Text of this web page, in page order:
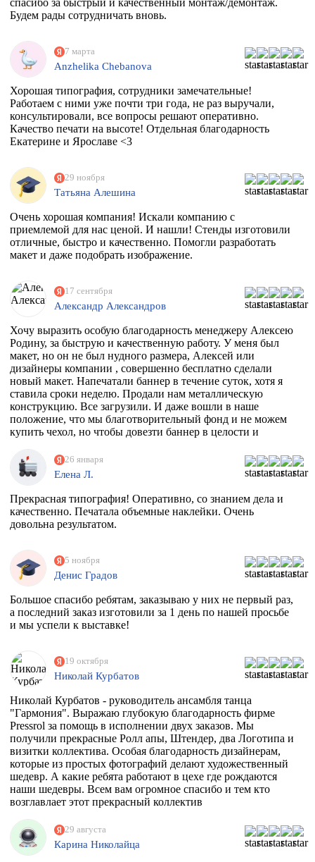
спасибо за быстрый и качественный монтаж/демонтаж.
Будем рады сотрудничать вновь.
7 марта
Anzhelika Chebanova
Хорошая типография, сотрудники замечательные!
Работаем с ними уже почти три года, не раз выручали,
консультировали, все вопросы решают оперативно.
Качество печати на высоте! Отдельная благодарность
Екатерине и Ярославе <3
29 ноября
Татьяна Алешина
Очень хорошая компания! Искали компанию с
приемлемой для нас ценой. И нашли! Стенды изготовили
отличные, быстро и качественно. Помогли разработать
макет и даже подобрать изображение.
17 сентября
Александр Александров
Хочу выразить особую благодарность менеджеру Алексею
Родину, за быструю и качественную работу. У меня был
макет, но он не был нудного размера, Алексей или
дизайнеры компании , совершенно бесплатно сделали
новый макет. Напечатали баннер в течение суток, хотя я
ставила сроки неделю. Продали нам металлическую
конструкцию. Все загрузили. И даже вошли в наше
положение, что мы благотворительный фонд и не можем
купить чехол, но чтобы довезти баннер в целости и
Огромное спасибо вам. Скоро будем новый баннер
печатать, обязательно обратимся к вам
26 января
Елена Л.
Прекрасная типография! Оперативно, со знанием дела и
качественно. Печатала объемные наклейки. Очень
довольна результатом.
5 ноября
Денис Градов
Большое спасибо ребятам, заказываю у них не первый раз,
а последний заказ изготовили за 1 день по нашей просьбе
и мы успели к выставке!
19 октября
Николай Курбатов
Николай Курбатов - руководитель ансамбля танца
"Гармония". Выражаю глубокую благодарность фирме
Pressrol за помощь в исполнении двух заказов. Мы
получили прекрасные Ролл апы, Штендер, два Логотипа и
визитки коллектива. Особая благодарность дизайнерам,
которые из простых фотографий делают художественный
шедевр. А какие ребята работают в цехе где рождаются
наши шедевры. Всем вам огромное спасибо и тем кто
возглавлает этот прекрасный коллектив
обращаться за помощью.
29 августа
Карина Николайца